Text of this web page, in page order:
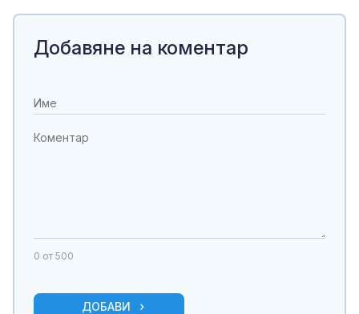
Добавяне на коментар
0 от 500
ДОБАВИ